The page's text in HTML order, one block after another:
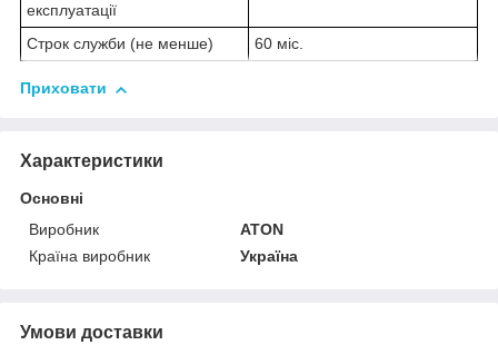
експлуатації
Строк служби (не менше) 60 міс.
Приховати
Характеристики
Основні
Виробник
ATON
Країна виробник
Україна
Умови доставки